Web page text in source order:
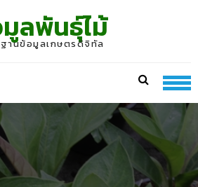
ลพันธุ์ไม้
ฐานข้อมูลเกษตรดิจิทัล